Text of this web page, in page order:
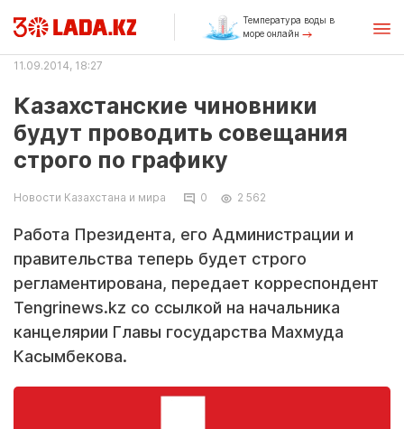
Температура воды в
море онлайн
11.09.2014, 18:27
Казахстанские чиновники
будут проводить совещания
строго по графику
Новости Казахстана и мира 0 2 562
Работа Президента, его Администрации и
правительства теперь будет строго
регламентирована, передает корреспондент
Tengrinews.kz со ссылкой на начальника
канцелярии Главы государства Махмуда
Касымбекова.